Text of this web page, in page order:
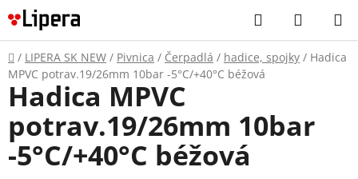
Prejsť
na
obsah
Hľadať
KOŠÍK
Domov
/ LIPERA SK NEW / Pivnica / Čerpadlá / hadice, spojky / Hadica
MPVC potrav.19/26mm 10bar -5°C/+40°C béžová
Hadica MPVC
potrav.19/26mm 10bar
-5°C/+40°C béžová